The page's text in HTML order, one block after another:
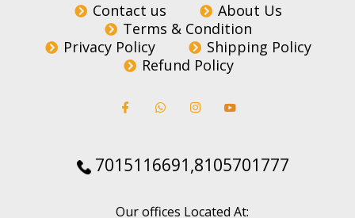
Contact us
About Us
Terms & Condition
Privacy Policy
Shipping Policy
Refund Policy
7015116691,8105701777
Our offices Located At: